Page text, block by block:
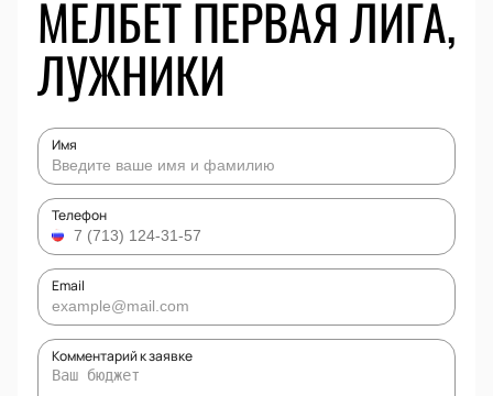
МЕЛБЕТ ПЕРВАЯ ЛИГА,
ЛУЖНИКИ
Имя
Телефон
Email
Комментарий к заявке